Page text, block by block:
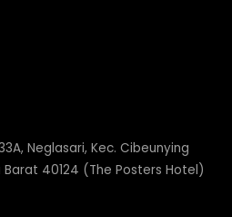
Neglasari, Kec. Cibeunying
Barat 40124 (The Posters Hotel)